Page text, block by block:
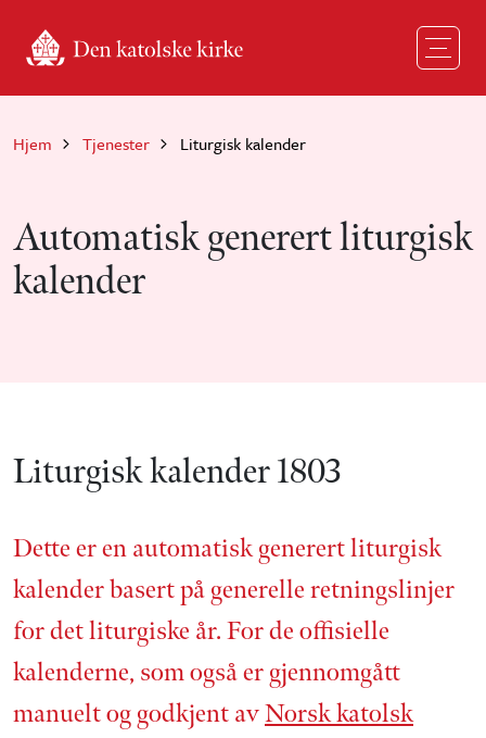
Hjem Tjenester Liturgisk kalender
Automatisk generert liturgisk
kalender
Liturgisk kalender 1803
Dette er en automatisk generert liturgisk
kalender basert på generelle retnings­linjer
for det liturgiske år. For de offisielle
kalenderne, som også er gjennom­gått
manuelt og godkjent avNorsk katolsk